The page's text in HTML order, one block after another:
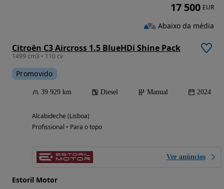
Citroën C3 Aircross 1.5 BlueHDi Shine Pack
1499 cm3 • 110 cv
Promovido
39 929 km Diesel Manual 2024
Alcabideche (Lisboa)
Profissional • Para o topo
Ver anúncios
Estoril Motor
17 500 EUR
Abaixo da média